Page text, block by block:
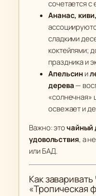
сочетается с
Ананас,
сладкими
коктейлями;
праздника и
Апельсини
дерева—
«солнечная»
освежает и
Важно: эточайный
удовольствия, а
или БАД.
Как
«Тропическая